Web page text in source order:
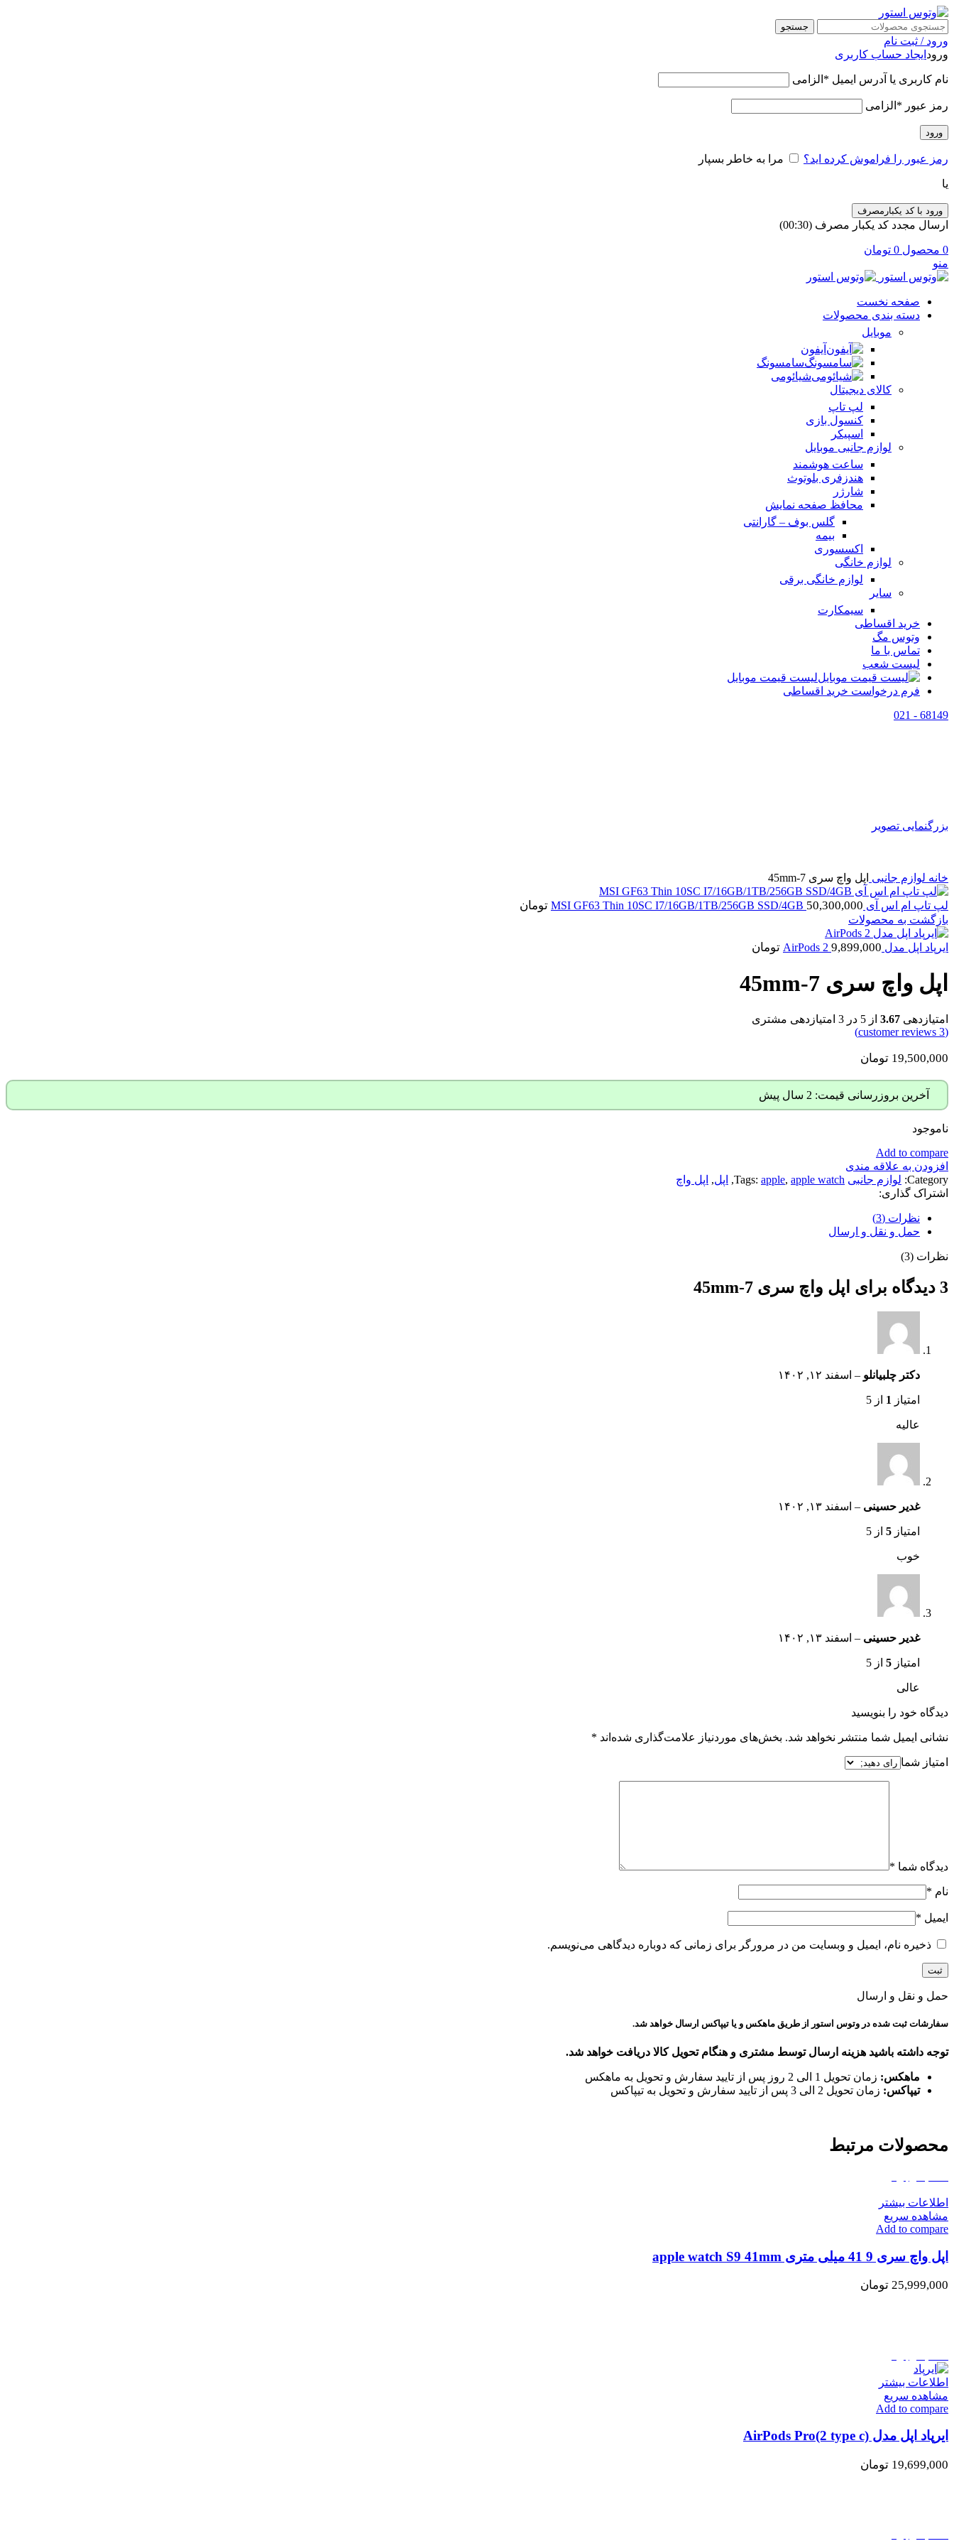
جستجو
ورود / ثبت نام
ورود ایجاد حساب کاربری
نام کاربری یا آدرس ایمیل * الزامی
رمز عبور * الزامی
ورود
رمز عبور را فراموش کرده اید؟ مرا به خاطر بسپار
یا
ورود با کد یکبارمصرف
ارسال مجدد کد یکبار مصرف (00:
30
)
0 محصول 0 تومان
منو
صفحه نخست
دسته بندی محصولات
موبایل
آیفون
سامسونگ
شیائومی
کالای دیجیتال
لپ تاپ
کنسول بازی
اسپیکر
لوازم جانبی موبایل
ساعت هوشمند
هندزفری بلوتوث
شارژر
محافظ صفحه نمایش
گلس بوف – گارانتی
بیمه
اکسسوری
لوازم خانگی
لوازم خانگی برقی
سایر
سیمکارت
خرید اقساطی
وتوس مگ
تماس با ما
لیست شعب
لیست قیمت موبایل
فرم درخواست خرید اقساطی
68149 - 021
بزرگنمایی تصویر
خانه لوازم جانبی اپل واچ سری 7-45mm
لپ تاپ ام اس آی MSI GF63 Thin 10SC I7/16GB/1TB/256GB SSD/4GB 50,300,000 تومان
بازگشت به محصولات
ایرپاد اپل مدل AirPods 2 9,899,000 تومان
اپل واچ سری 7-45mm
امتیازدهی 3.67 از 5 در 3 امتیازدهی مشتری
(
3
19,500,000 تومان
آخرین بروزرسانی قیمت: 2 سال پیش
ناموجود
Add to compare
افزودن به علاقه مندی
Category: لوازم جانبی Tags: apple, apple watch
, اپل, اپل واچ
اشتراک گذاری:
نظرات (3)
حمل و نقل و ارسال
نظرات (3)
3 دیدگاه برای اپل واچ سری 7-45mm
دکتر چلبیانلو – اسفند ۱۲, ۱۴۰۲
امتیاز 1 از 5
عالیه
غدیر حسینی – اسفند ۱۳, ۱۴۰۲
امتیاز 5 از 5
خوب
غدیر حسینی – اسفند ۱۳, ۱۴۰۲
امتیاز 5 از 5
عالی
دیدگاه خود را بنویسید
نشانی ایمیل شما منتشر نخواهد شد. بخش‌های موردنیاز علامت‌گذاری شده‌اند *
امتیاز شما
دیدگاه شما *
نام *
ایمیل *
ذخیره نام، ایمیل و وبسایت من در مرورگر برای زمانی که دوباره دیدگاهی می‌نویسم.
حمل و نقل و ارسال
سفارشات ثبت شده در وتوس استور از طریق ماهکس و یا تیپاکس ارسال خواهد شد.
توجه داشته باشید هزینه ارسال توسط مشتری و هنگام تحویل کالا دریافت خواهد شد.
ماهکس: زمان تحویل 1 الی 2 روز پس از تایید سفارش و تحویل به ماهکس
تیپاکس: زمان تحویل 2 الی 3 پس از تایید سفارش و تحویل به تیپاکس
محصولات مرتبط
اطلاعات بیشتر
مشاهده سریع
Add to compare
اپل واچ سری 9 41 میلی متری apple watch S9 41mm
25,999,000 تومان
اطلاعات بیشتر
مشاهده سریع
Add to compare
ایرپاد اپل مدل AirPods Pro(2 type c)
19,699,000 تومان